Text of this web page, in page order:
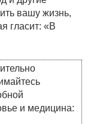
вашу жизнь,
гласит: «В
и медицина: